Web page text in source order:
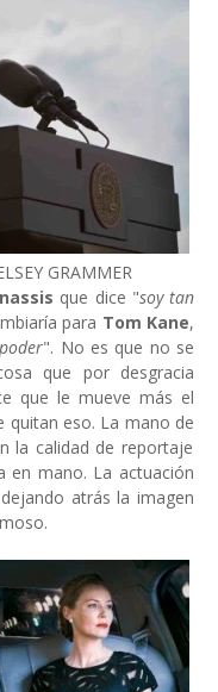
GRAMMER
que dice "soy tan
para Tom Kane,
". No es que no se
que por desgracia
que le mueve más el
quitan eso. La mano de
la calidad de reportaje
en mano. La actuación
atrás la imagen